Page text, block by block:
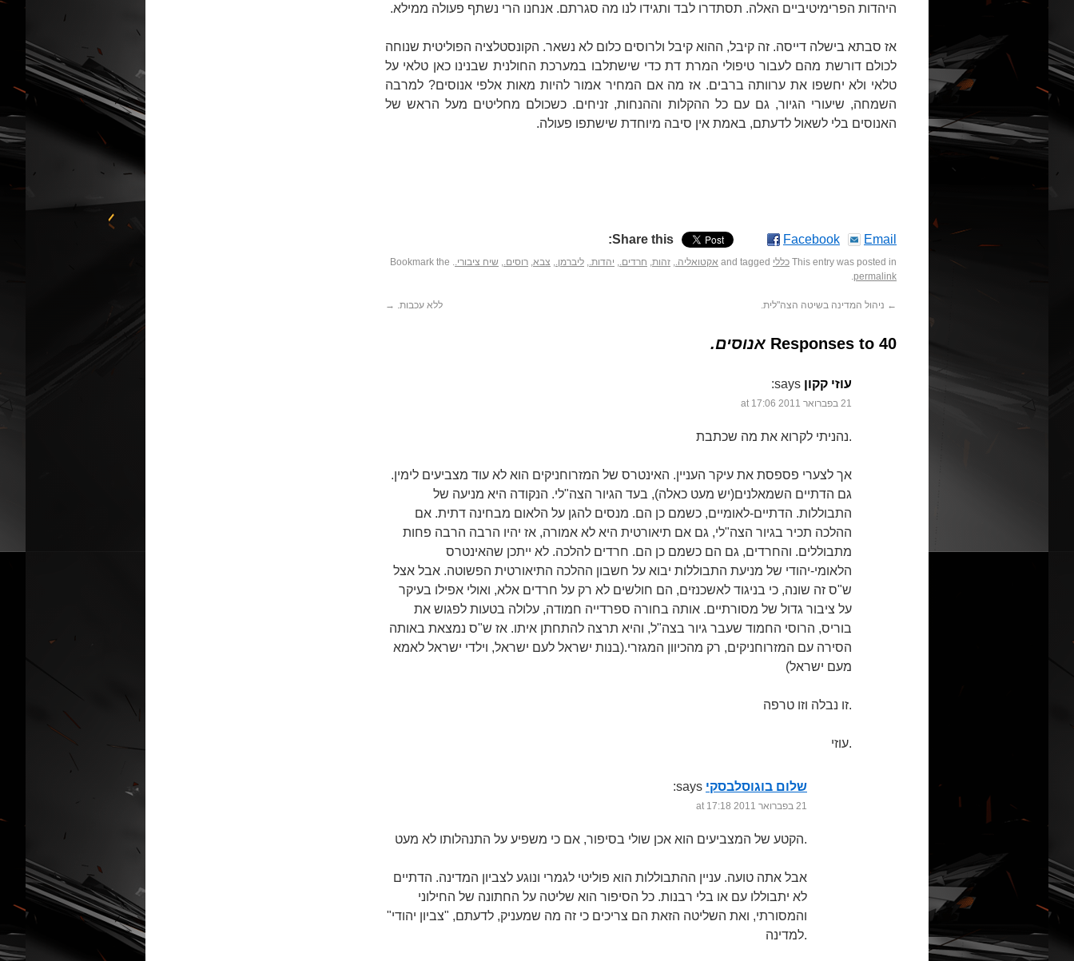
היהדות הפרימיטיביים האלה. תסתדרו לבד ותגידו לנו מה סגרתם. אנחנו הרי נשתף פעולה ממילא.
אז סבתא בישלה דייסה. זה קיבל, ההוא קיבל ולרוסים כלום לא נשאר. הקונסטלציה הפוליטית שנוחה
לכולם דורשת מהם לעבור טיפולי המרת דת כדי שישתלבו במערכת החולנית שבנינו כאן טלאי על
טלאי ולא יחשפו את ערוותה ברבים. אז מה אם המחיר אמור להיות מאות אלפי אנוסים? למרבה
השמחה, שיעורי הגיור, גם עם כל ההקלות וההנחות, זניחים. כשכולם מחליטים מעל הראש של
האנוסים בלי לשאול לדעתם, באמת אין סיבה מיוחדת שישתפו פעולה.
Share this: Facebook Email
This entry was posted in כללי אקטואליה., זהות, חרדים., יהדות., ליברמן., צבא, רוסים., שיח ציבורי.. Bookmark the
permalink
.
← ניהול המדינה בשיטה הצה"לית. ללא עכבות. →
40 Responses to אנוסים.
עוזי קקון says:
21 בפברואר 2011 at 17:06
נהניתי לקרוא את מה שכתבת.
אך לצערי פספסת את עיקר העניין. האינטרס של המזרוחניקים הוא לא עוד מצביעים לימין.
גם הדתיים השמאלנים(יש מעט כאלה), בעד הגיור הצה"לי. הנקודה היא מניעה של
התבוללות. הדתיים-לאומיים, כשמם כן הם. מנסים להגן על הלאום מבחינה דתית. אם
ההלכה תכיר בגיור הצה"לי, גם אם תיאורטית היא לא אמורה, אז יהיו הרבה הרבה פחות
מתבוללים. והחרדים, גם הם כשמם כן הם. חרדים להלכה. לא ייתכן שהאינטרס
הלאומי-יהודי של מניעת התבוללות יבוא על חשבון ההלכה התיאורטית הפשוטה. אבל אצל
ש"ס זה שונה, כי בניגוד לאשכנזים, הם חולשים לא רק על חרדים אלא, ואולי אפילו בעיקר
על ציבור גדול של מסורתיים. אותה בחורה ספרדייה חמודה, עלולה בטעות לפגוש את
בוריס, הרוסי החמוד שעבר גיור בצה"ל, והיא תרצה להתחתן איתו. אז ש"ס נמצאת באותה
הסירה עם המזרוחניקים, רק מהכיוון המגזרי.(בנות ישראל לעם ישראל, וילדי ישראל לאמא
מעם ישראל)
זו נבלה וזו טרפה.
עוזי.
שלום בוגוסלבסקי says:
21 בפברואר 2011 at 17:18
הקטע של המצביעים הוא אכן שולי בסיפור, אם כי משפיע על התנהלותו לא מעט.
אבל אתה טועה. עניין ההתבוללות הוא פוליטי לגמרי ונוגע לצביון המדינה. הדתיים
לא יתבוללו עם או בלי רבנות. כל הסיפור הוא שליטה על החתונה של החילוני
והמסורתי, ואת השליטה הזאת הם צריכים כי זה מה שמעניק, לדעתם, "צביון יהודי"
למדינה.